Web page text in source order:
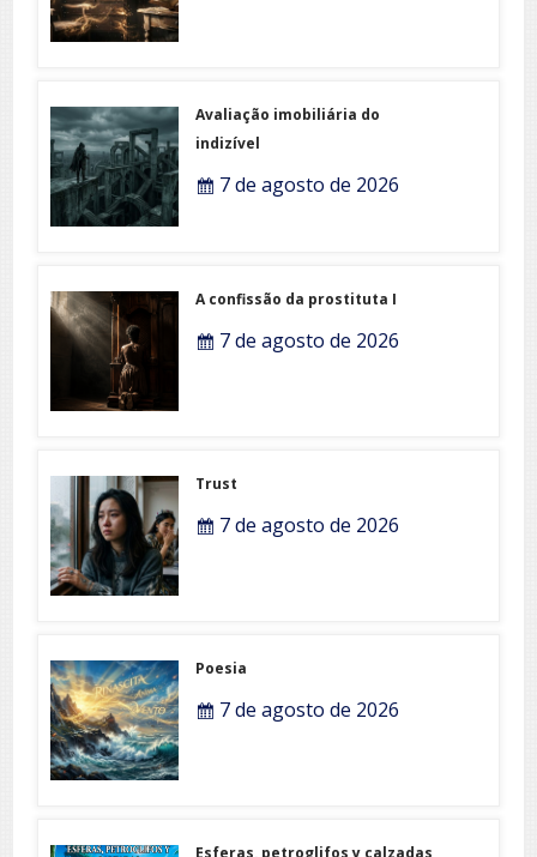
Avaliação imobiliária do
indizível
7 de agosto de 2026
A confissão da prostituta I
7 de agosto de 2026
Trust
7 de agosto de 2026
Poesia
7 de agosto de 2026
Esferas, petroglifos y calzadas